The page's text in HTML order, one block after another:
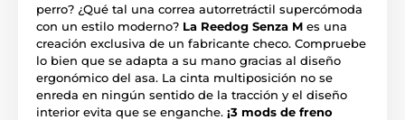
perro? ¿Qué tal una correa autorretráctil supercómoda
con un estilo moderno? La Reedog Senza M es una
creación exclusiva de un fabricante checo. Compruebe
lo bien que se adapta a su mano gracias al diseño
ergonómico del asa. La cinta multiposición no se
enreda en ningún sentido de la tracción y el diseño
interior evita que se enganche. ¡3 mods de freno